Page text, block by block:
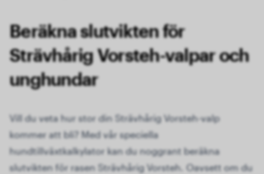
Beräkna slutvikten för
Strävhårig Vorsteh-valpar och
unghundar
Vill du veta hur stor din Strävhårig Vorsteh-valp
kommer att bli? Med vår speciella
hundtillväxtkalkylator kan du noggrant beräkna
slutvikten för rasen Strävhårig Vorsteh. Oavsett om du